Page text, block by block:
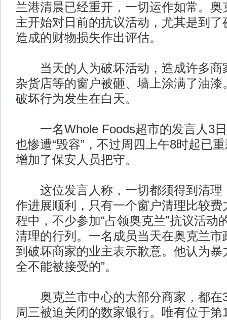
兰港清晨已经重开，一切运作如常。
主开始对日前的抗议活动，尤其是到了
造成的财物损失作出评估。
当天的人为破坏活动，造成许多商
杂货店等的窗户被砸、墙上涂满了油漆
破坏行为发生在白天。
一名Whole Foods超市的发言人3日
也惨遭“毁容”，不过周四上午8时起已
增加了保安人员把守。
这位发言人称，一切都须得到清理
作进展顺利，只有一个窗户清理比较费
程中，不少参加“占领奥克兰”抗议活动
清理的行列。一名成员当天在奥克兰市
到破坏商家的业主表示歉意。他认为暴
全不能被接受的”。
奥克兰市中心的大部分商家，都在
周三被迫关闭的数家银行。唯有位于